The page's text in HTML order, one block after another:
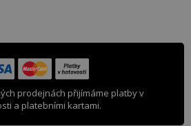
prodejnách přijímáme platby v
a platebními kartami.